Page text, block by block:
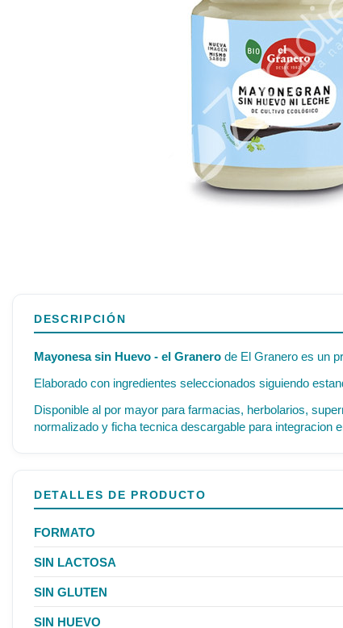
DESCRIPCIÓN
Mayonesa sin Huevo - el Granero de El Granero es un
Elaborado con ingredientes seleccionados siguiendo
Disponible al por mayor para farmacias, herbolarios,
normalizado y ficha tecnica descargable para integracion
DETALLES DE PRODUCTO
FORMATO
SIN LACTOSA
SIN GLUTEN
SIN HUEVO